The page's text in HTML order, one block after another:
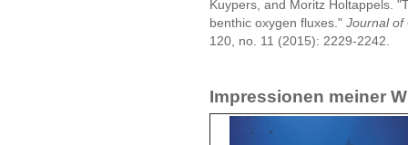
Kuypers, and Moritz Holtappels.
benthic oxygen fluxes." Journal of
120, no. 11 (2015): 2229-2242.
Impressionen meiner